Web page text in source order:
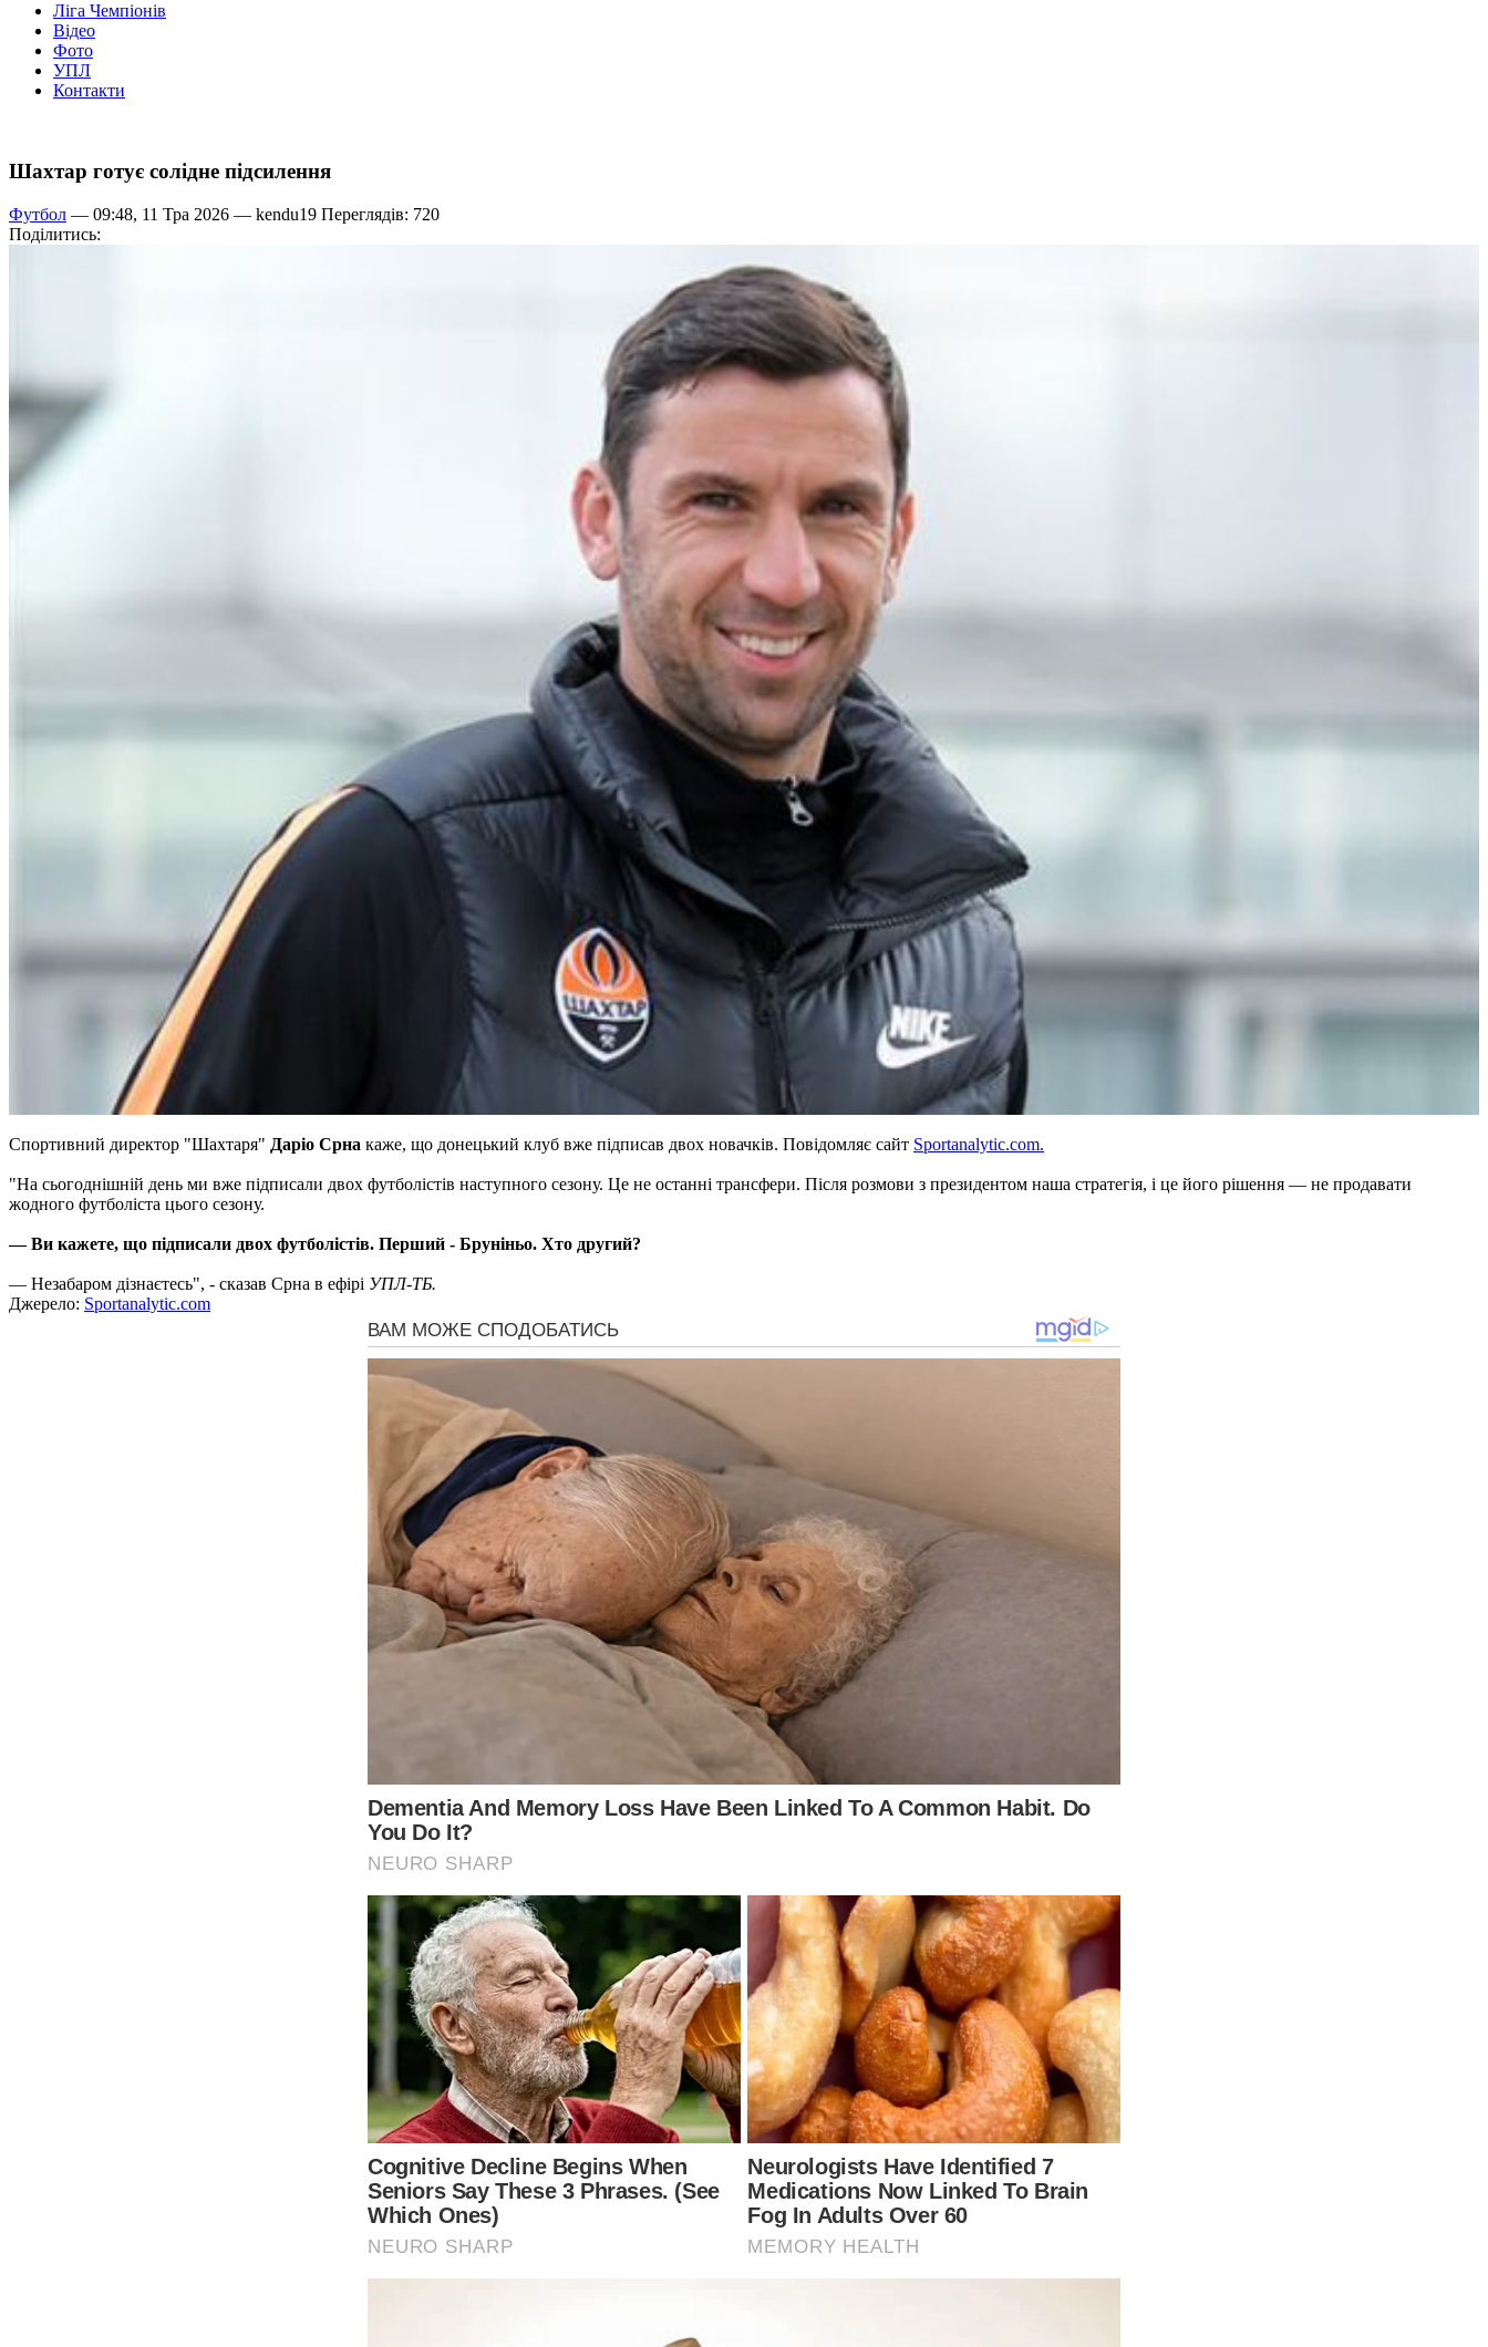
Ліга Чемпіонів
Відео
Фото
УПЛ
Контакти
Шахтар готує солідне підсилення
Футбол — 09:48, 11 Тра 2026 — kendu19 Переглядів: 720
Поділитись:
Спортивний директор "Шахтаря" Даріо Срна каже, що донецький клуб вже підписав двох новачків. Повідомляє сайт Sportanalytic.com.
"На сьогоднішній день ми вже підписали двох футболістів наступного сезону. Це не останні трансфери. Після розмови з президентом наша стратегія, і це його рішення — не продавати
жодного футболіста цього сезону.
— Ви кажете, що підписали двох футболістів. Перший - Бруніньо. Хто другий?
— Незабаром дізнаєтесь", - сказав Срна в ефірі УПЛ-ТБ.
Джерело: Sportanalytic.com